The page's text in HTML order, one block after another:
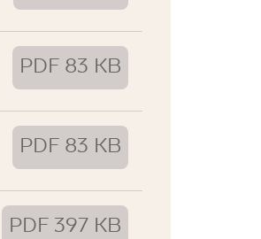
PDF 83 KB
PDF 83 KB
PDF 397 KB